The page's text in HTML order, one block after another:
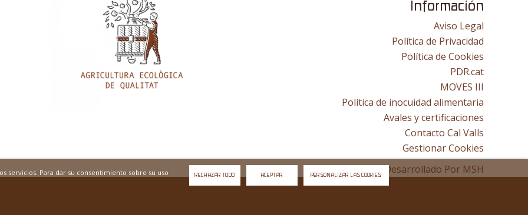
Información
Aviso Legal
Política de Privacidad
Política de Cookies
PDR.cat
MOVES III
Política de inocuidad alimentaria
Avales y certificaciones
Contacto Cal Valls
Gestionar Cookies
Sitio Web Desarrollado Por MSH
servicios. Para dar su consentimiento sobre su uso
RECHAZAR TODO ACEPTAR PERSONALIZAR LAS COOKIES